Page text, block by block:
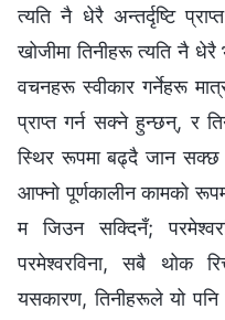
त्यति नै धेरै अन्तर्दृष्टि
खोजीमा तिनीहरू त्यति नै
वचनहरू स्वीकार गर्नेहरू
प्राप्त गर्न सक्‍ने हुन्छन्, र
स्थिर रूपमा बढ्दै जान
आफ्नो पूर्णकालीन कामको
म जिउन सक्दिनँ;
परमेश्‍वरविना, सबै थोक
यसकारण, तिनीहरूले यो पनि